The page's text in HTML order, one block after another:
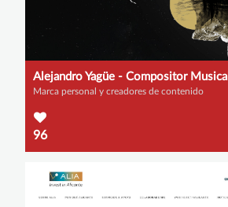
Alejandro Yagüe - Compositor Musical
Marca personal y creadores de contenido
96